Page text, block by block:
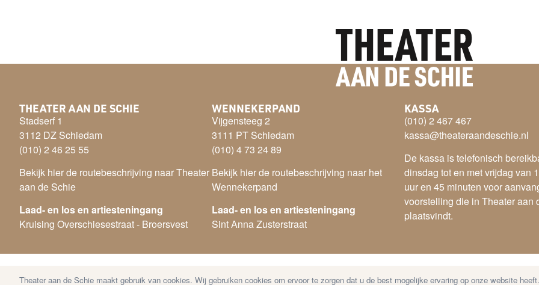
THEATER AAN DE SCHIE
Stadserf 1
3112 DZ Schiedam
(010) 2 46 25 55
Bekijk hier de routebeschrijving naar Theater
aan de Schie
Laad- en los en artiesteningang
Kruising Overschiesestraat - Broersvest
WENNEKERPAND
Vijgensteeg 2
3111 PT Schiedam
(010) 4 73 24 89
Bekijk hier de routebeschrijving naar het
Wennekerpand
Laad- en los en artiesteningang
Sint Anna Zusterstraat
KASSA
(010) 2 467 467
kassa@theateraandeschie.nl
De kassa is telefonisch
dinsdag tot en met vrijdag van
uur en 45 minuten voor
voorstelling die in Theater aan
plaatsvindt.
Theater aan de Schie maakt gebruik van cookies. Wij gebruiken cookies om ervoor te zorgen dat u de best mogelijke ervaring op onze website